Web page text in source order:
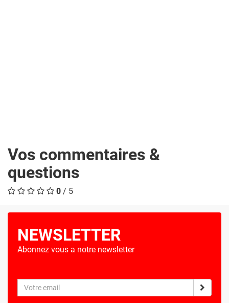
Vos commentaires &
questions
0 / 5
NEWSLETTER
Abonnez vous a notre newsletter